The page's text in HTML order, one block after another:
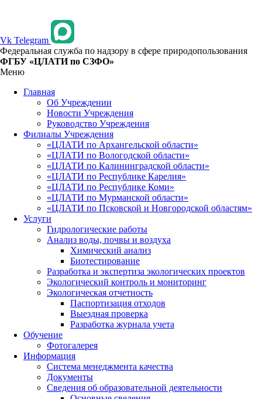
Vk Telegram
Федеральная служба по надзору в сфере природопользования
ФГБУ «ЦЛАТИ по СЗФО»
Меню
Главная
Об Учреждении
Новости Учреждения
Руководство Учреждения
Филиалы Учреждения
«ЦЛАТИ по Архангельской области»
«ЦЛАТИ по Вологодской области»
«ЦЛАТИ по Калининградской области»
«ЦЛАТИ по Республике Карелия»
«ЦЛАТИ по Республике Коми»
«ЦЛАТИ по Мурманской области»
«ЦЛАТИ по Псковской и Новгородской областям»
Услуги
Гидрологические работы
Анализ воды, почвы и воздуха
Химический анализ
Биотестирование
Разработка и экспертиза экологических проектов
Экологический контроль и мониторинг
Экологическая отчетность
Паспортизация отходов
Выездная проверка
Разработка журнала учета
Обучение
Фотогалерея
Информация
Система менеджмента качества
Документы
Сведения об образовательной деятельности